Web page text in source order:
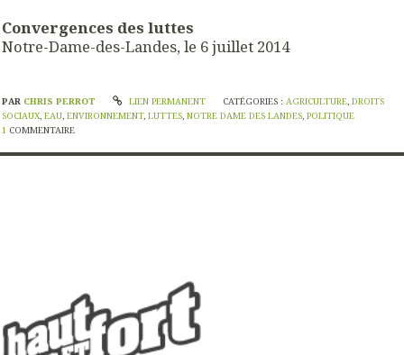
Convergences des luttes
Notre-Dame-des-Landes, le 6 juillet 2014
PAR CHRIS PERROT LIEN PERMANENT CATÉGORIES :AGRICULTURE,DROITS
SOCIAUX, EAU, ENVIRONNEMENT, LUTTES, NOTRE DAME DES LANDES, POLITIQUE
1 COMMENTAIRE